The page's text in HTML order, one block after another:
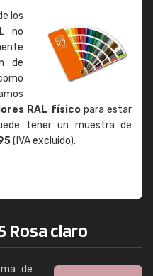
los
no
de
RAL físicopara estar
tener un muestra de
(IVA excluido).
Rosa claro
de